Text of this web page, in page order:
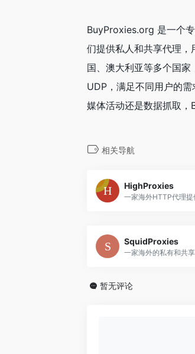
BuyProxies.org 是一个
们提供私人和共享代理
国、澳大利亚等多个国
UDP，满足不同用户的
媒体活动还是数据抓取，
相关导航
HighProxies
SquidProxies
暂无评论